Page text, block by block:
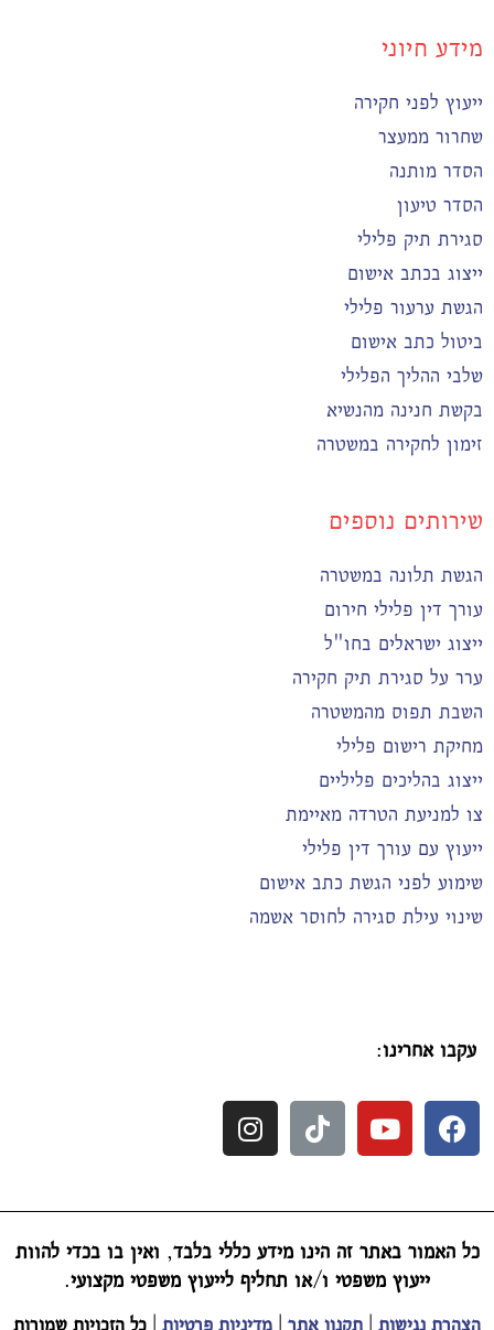
מידע חיוני
ייעוץ לפני חקירה
שחרור ממעצר
הסדר מותנה
הסדר טיעון
סגירת תיק פלילי
ייצוג בכתב אישום
הגשת ערעור פלילי
ביטול כתב אישום
שלבי ההליך הפלילי
בקשת חנינה מהנשיא
זימון לחקירה במשטרה
שירותים נוספים
הגשת תלונה במשטרה
עורך דין פלילי חירום
ייצוג ישראלים בחו"ל
ערר על סגירת תיק חקירה
השבת תפוס מהמשטרה
מחיקת רישום פלילי
ייצוג בהליכים פליליים
צו למניעת הטרדה מאיימת
ייעוץ עם עורך דין פלילי
שימוע לפני הגשת כתב אישום
שינוי עילת סגירה לחוסר אשמה
עקבו אחרינו:
כל האמור באתר זה הינו מידע כללי בלבד, ואין בו בכדי להוות
ייעוץ משפטי ו/או תחליף לייעוץ משפטי מקצועי.
הצהרת נגישות תקנון אתר מדיניות פרטיות כל הזכויות שמורות